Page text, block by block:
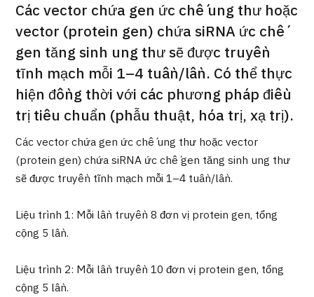
TOP
Giới thiệu
Về Japan Medical
Quy trình khám chữa bệnh
Chương trình
Tìm theo bộ phận / bệnh
Các vector chứa gen ức chế ung thư hoặc
vector (protein gen) chứa siRNA ức chế
gen tăng sinh ung thư sẽ được truyền
tĩnh mạch mỗi 1–4 tuần/lần. Có thể thực
hiện đồng thời với các phương pháp điều
trị tiêu chuẩn (phẫu thuật, hóa trị, xạ trị).
Các vector chứa gen ức chế ung thư hoặc vector
(protein gen) chứa siRNA ức chế gen tăng sinh ung thư
sẽ được truyền tĩnh mạch mỗi 1–4 tuần/lần.
Liệu trình 1: Mỗi lần truyền 8 đơn vị protein gen, tổng
cộng 5 lần.
Liệu trình 2: Mỗi lần truyền 10 đơn vị protein gen, tổng
cộng 5 lần.